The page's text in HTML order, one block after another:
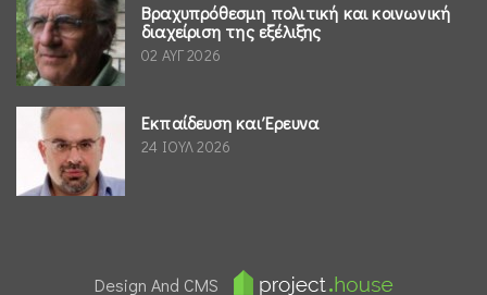
Βραχυπρόθεσμη πολιτική και κοινωνική
διαχείριση της εξέλιξης
02 ΑΥΓ 2026
Εκπαίδευση και Έρευνα
24 ΙΟΥΛ 2026
Design And CMS